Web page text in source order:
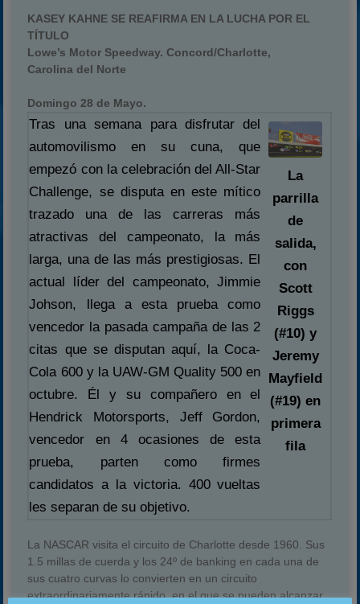
KASEY KAHNE SE REAFIRMA EN LA LUCHA POR EL
TÍTULO
Lowe’s Motor Speedway. Concord/Charlotte,
Carolina del Norte
Domingo 28 de Mayo.
Tras una semana para disfrutar del
automovilismo en su cuna, que
empezó con la celebración del All-Star
Challenge, se disputa en este mítico
trazado una de las carreras más
atractivas del campeonato, la más
larga, una de las más prestigiosas. El
actual líder del campeonato, Jimmie
Johson, llega a esta prueba como
vencedor la pasada campaña de las 2
citas que se disputan aquí, la Coca-
Cola 600 y la UAW-GM Quality 500 en
octubre. Él y su compañero en el
Hendrick Motorsports, Jeff Gordon,
vencedor en 4 ocasiones de esta
prueba, parten como firmes
candidatos a la victoria. 400 vueltas
les separan de su objetivo.
La
parrilla
de
salida,
con
Scott
Riggs
(#10) y
Jeremy
Mayfield
(#19) en
primera
fila
La NASCAR visita el circuito de Charlotte desde 1960. Sus
1.5 millas de cuerda y los 24º de banking en cada una de
sus cuatro curvas lo convierten en un circuito
extraordinariamente rápido, en el que se pueden alcanzar